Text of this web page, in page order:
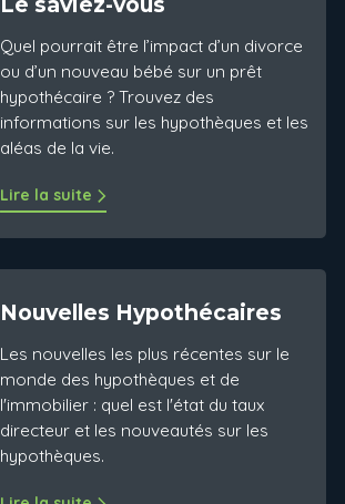
Quel pourrait être l’impact d’un divorce
ou d’un nouveau bébé sur un prêt
hypothécaire ? Trouvez des
informations sur les hypothèques et les
aléas de la vie.
Lire la suite
Nouvelles Hypothécaires
Les nouvelles les plus récentes sur le
monde des hypothèques et de
l'immobilier : quel est l'état du taux
directeur et les nouveautés sur les
hypothèques.